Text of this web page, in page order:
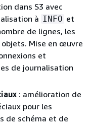
dans S3 avec
à INFO et
de lignes, les
Mise en œuvre
et
de journalisation
: amélioration de
pour les
de schéma et de